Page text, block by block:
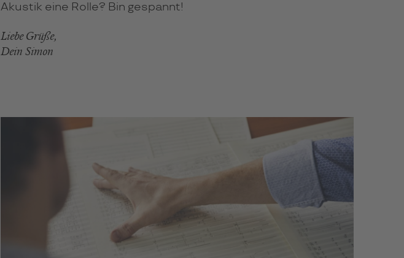
Akustik eine Rolle? Bin gespannt!
Liebe Grüße,
Dein Simon